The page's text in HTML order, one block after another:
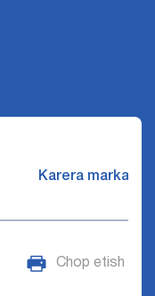
Karera markazi
Chop etish